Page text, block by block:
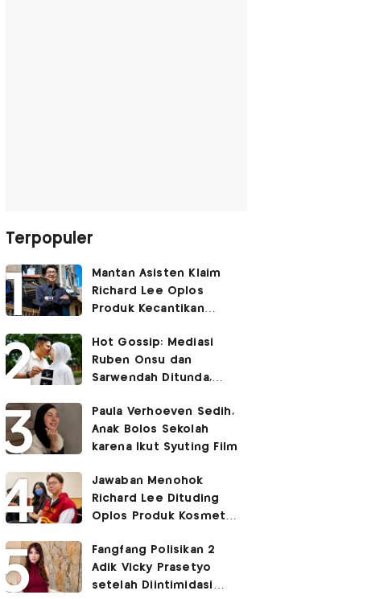
Terpopuler
Mantan Asisten Klaim
Richard Lee Oplos
Produk Kecantikan
ke Ani-Ani
Hot Gossip: Mediasi
Ruben Onsu dan
Sarwendah Ditunda,
Ketiga
Paula Verhoeven Sedih,
Anak Bolos Sekolah
karena Ikut Syuting Film
Jawaban Menohok
Richard Lee Dituding
Oplos Produk Kosmetik
Fangfang Polisikan 2
Adik Vicky Prasetyo
setelah Diintimidasi